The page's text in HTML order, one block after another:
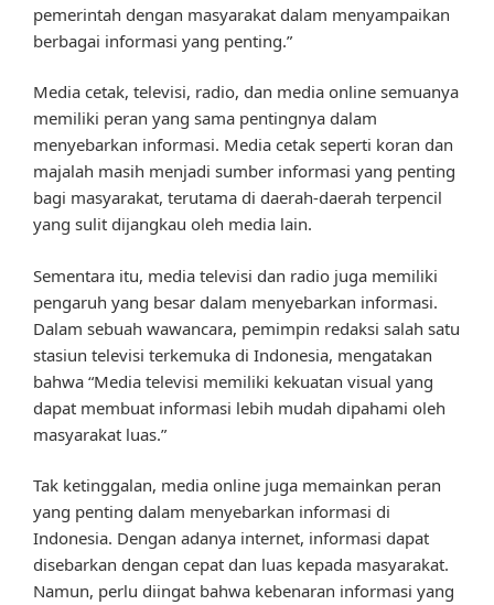
pemerintah dengan masyarakat dalam menyampaikan
berbagai informasi yang penting.”
Media cetak, televisi, radio, dan media online semuanya
memiliki peran yang sama pentingnya dalam
menyebarkan informasi. Media cetak seperti koran dan
majalah masih menjadi sumber informasi yang penting
bagi masyarakat, terutama di daerah-daerah terpencil
yang sulit dijangkau oleh media lain.
Sementara itu, media televisi dan radio juga memiliki
pengaruh yang besar dalam menyebarkan informasi.
Dalam sebuah wawancara, pemimpin redaksi salah satu
stasiun televisi terkemuka di Indonesia, mengatakan
bahwa “Media televisi memiliki kekuatan visual yang
dapat membuat informasi lebih mudah dipahami oleh
masyarakat luas.”
Tak ketinggalan, media online juga memainkan peran
yang penting dalam menyebarkan informasi di
Indonesia. Dengan adanya internet, informasi dapat
disebarkan dengan cepat dan luas kepada masyarakat.
Namun, perlu diingat bahwa kebenaran informasi yang